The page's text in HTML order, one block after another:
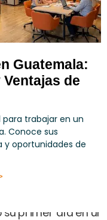
Guatemala:
de
para trabajar en un
Conoce sus
y oportunidades de